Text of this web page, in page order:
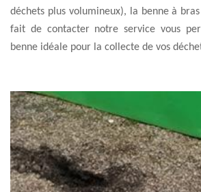
déchets plus volumineux), la benne à
fait de contacter notre service vous
benne idéale pour la collecte de vos